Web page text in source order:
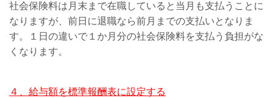
社会保険料は月末まで在職していると当月も支払うことに
なりますが、前日に退職なら前月までの支払いとなりま
す。１日の違いで１か月分の社会保険料を支払う負担がな
くなります。
４、給与額を標準報酬表に設定する